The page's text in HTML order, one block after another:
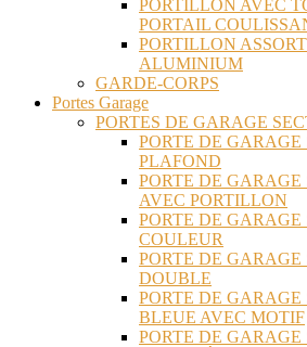
PORTILLON AVEC
PORTAIL
PORTILLON
ALUMINIUM
GARDE-CORPS
Portes Garage
PORTES DE GARAGE
PORTE DE
PLAFOND
PORTE DE
AVEC PORTILLON
PORTE DE
COULEUR
PORTE DE
DOUBLE
PORTE DE
BLEUE AVEC MOTIF
PORTE DE